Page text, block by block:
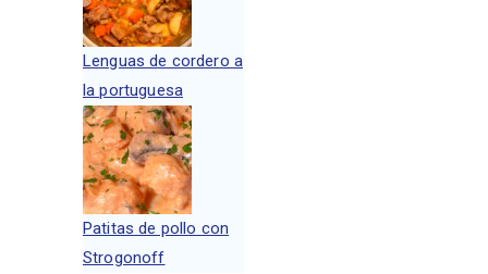
Lenguas de cordero a
la portuguesa
Patitas de pollo con
Strogonoff